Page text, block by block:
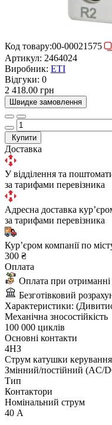
Код товару:00-00021575
Артикул: 2464024
Виробник: ETI
Відгуки: 0
2 418.00 грн
Швидке замовлення
Купити
Доставка
У відділення та
за тарифами перевізника
Адресна доставка
за тарифами перевізника
Курʼєром компанії по
300 ₴
Оплата
Оплата при отриманні
Безготівковий
Характеристики:
Механічна зносостійкість
100 000 циклів
Основні контакти
4НЗ
Струм катушки керування
Змінний/постійний (AC/
Тип
Контактори
Номінальний струм
40 А